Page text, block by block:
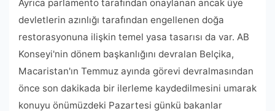
Ayrıca parlamento tarafından onaylanan ancak üye
devletlerin azınlığı tarafından engellenen doğa
restorasyonuna ilişkin temel yasa tasarısı da var. AB
Konseyi'nin dönem başkanlığını devralan Belçika,
Macaristan'ın Temmuz ayında görevi devralmasından
önce son dakikada bir ilerleme kaydedilmesini umarak
konuyu önümüzdeki Pazartesi günkü bakanlar